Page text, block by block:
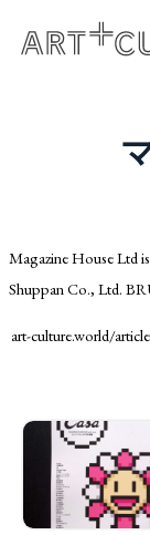
Magazine House Ltd
Shuppan Co., Ltd.
art-culture.world/